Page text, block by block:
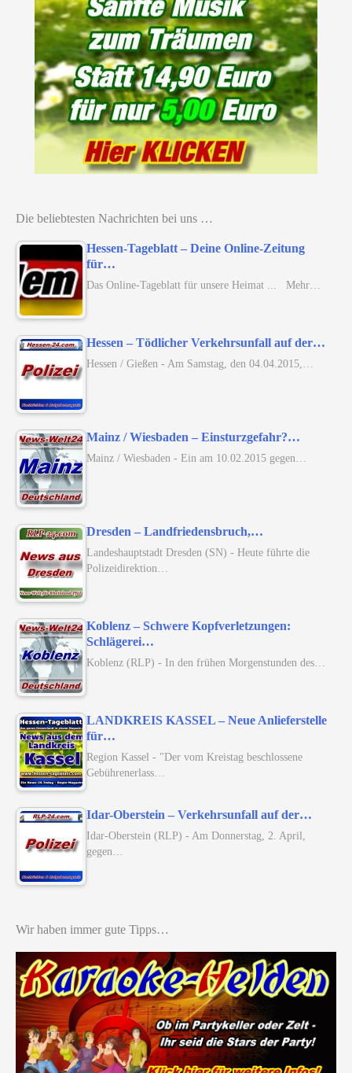
Die beliebtesten Nachrichten bei uns …
Hessen-Tageblatt – Deine Online-Zeitung
für…
Das Online-Tageblatt für unsere Heimat ... Mehr…
Hessen – Tödlicher Verkehrsunfall auf der…
Hessen / Gießen - Am Samstag, den 04.04.2015,…
Mainz / Wiesbaden – Einsturzgefahr?…
Mainz / Wiesbaden - Ein am 10.02.2015 gegen…
Dresden – Landfriedensbruch,…
Landeshauptstadt Dresden (SN) - Heute führte die
Polizeidirektion…
Koblenz – Schwere Kopfverletzungen:
Schlägerei…
Koblenz (RLP) - In den frühen Morgenstunden des…
LANDKREIS KASSEL – Neue Anlieferstelle
für…
Region Kassel - "Der vom Kreistag beschlossene
Gebührenerlass…
Idar-Oberstein – Verkehrsunfall auf der…
Idar-Oberstein (RLP) - Am Donnerstag, 2. April,
gegen…
Wir haben immer gute Tipps…